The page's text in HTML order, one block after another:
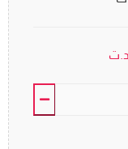
د.ت